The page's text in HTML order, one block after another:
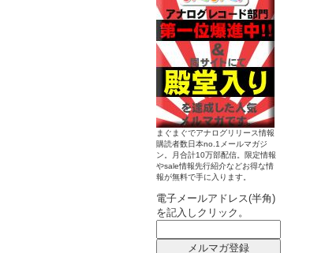
まぐまぐでアナログリリース情報
購読者数日本no.1メールマガジ
ン。月合計10万部配信。限定情報
やsale情報先行紹介などお得な情
報が無料で手に入ります。
電子メールアドレス(半角)
を記入しクリック。